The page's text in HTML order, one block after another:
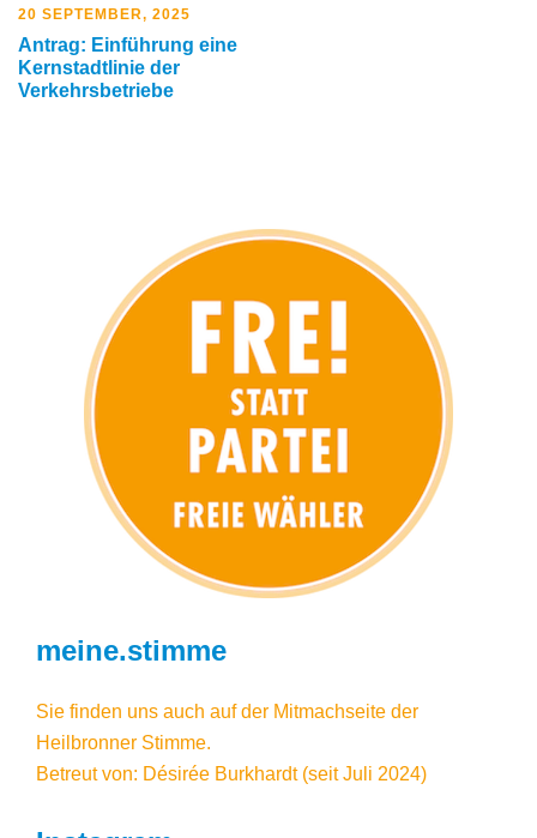
20 SEPTEMBER, 2025
Antrag: Einführung eine
Kernstadtlinie der
Verkehrsbetriebe
meine.stimme
Sie finden uns auch auf der Mitmachseite der
Heilbronner Stimme.
Betreut von: Désirée Burkhardt (seit Juli 2024)